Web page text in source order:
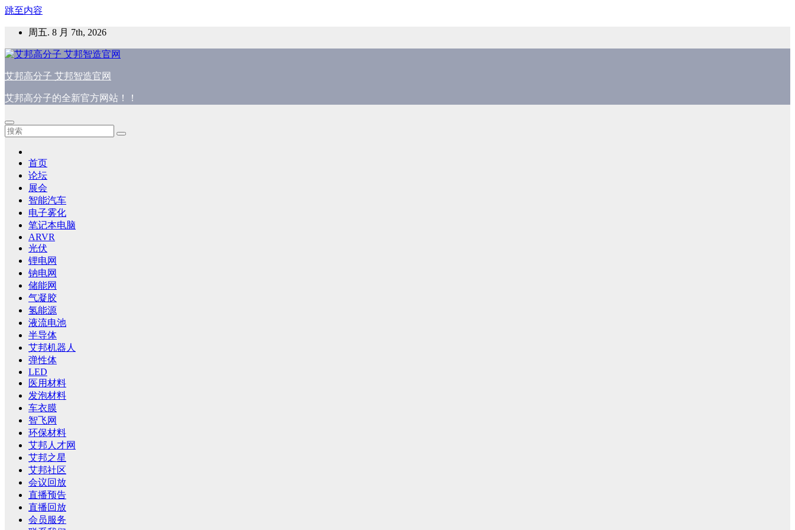
跳至内容
周五. 8 月 7th, 2026
艾邦高分子 艾邦智造官网
艾邦高分子的全新官方网站！！
首页
论坛
展会
智能汽车
电子雾化
笔记本电脑
ARVR
光伏
锂电网
钠电网
储能网
气凝胶
氢能源
液流电池
半导体
艾邦机器人
弹性体
LED
医用材料
发泡材料
车衣膜
智飞网
环保材料
艾邦人才网
艾邦之星
艾邦社区
会议回放
直播预告
直播回放
会员服务